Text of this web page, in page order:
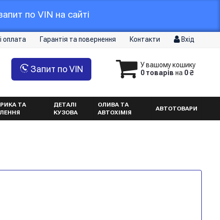
по VIN на сайті
оплата Гарантія та повернення Контакти Вхід
У вашому кошику
0 товарів на 0 ₴
Запит по VIN
ТА
ДЕТАЛІ
КУЗОВА
ОЛИВА ТА
АВТОХІМІЯ
АВТОТОВАРИ